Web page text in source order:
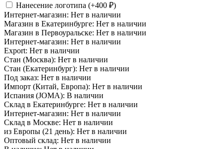
Нанесение логотипа (+400 ₽)
Интернет-магазин: Нет в наличии
Магазин в Екатеринбурге: Нет в наличии
Магазин в Первоуральске: Нет в наличии
Интернет-магазин: Нет в наличии
Export: Нет в наличии
Стан (Москва): Нет в наличии
Стан (Екатеринбург): Нет в наличии
Под заказ: Нет в наличии
Импорт (Китай, Европа): Нет в наличии
Испания (JOMA): В наличии
Склад в Екатеринбурге: Нет в наличии
Интернет-магазин: Нет в наличии
Склад в Москве: Нет в наличии
из Европы (21 день): Нет в наличии
Оптовый склад: Нет в наличии